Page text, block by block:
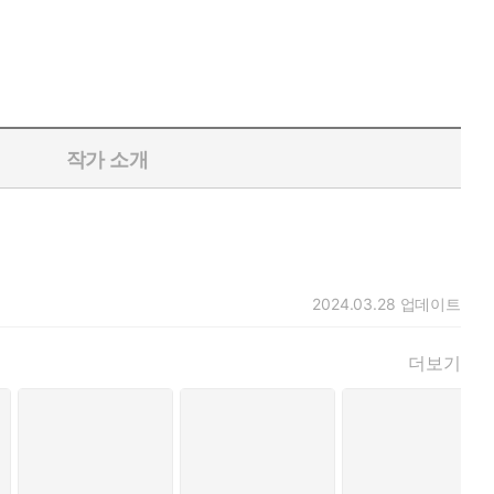
작가 소개
2024.03.28 업데이트
더보기